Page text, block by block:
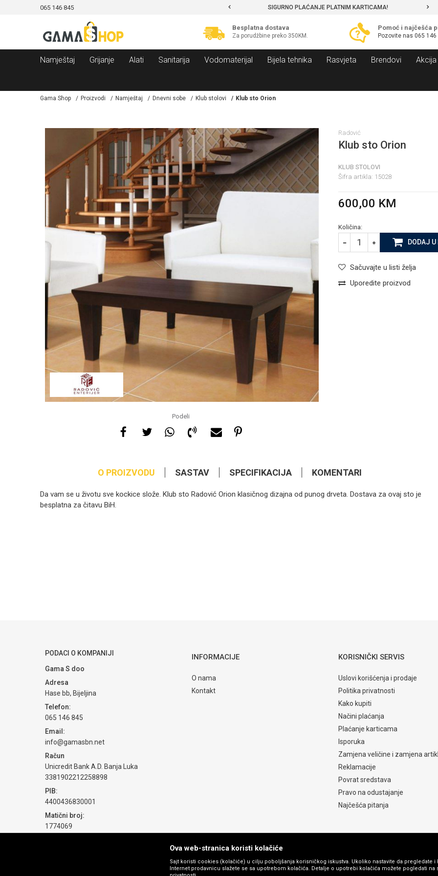
065 146 845 SIGURNO PLAĆANJE PLATNIM KARTICAMA!
Besplatna dostava
Za porudžbine preko 350KM.
Pomoć i najčešća
Pozovite nas 065 146
Namještaj Grijanje Alati Sanitarija Vodomaterijal Bijela tehnika Rasvjeta Brendovi Akcija
Gama Shop Proizvodi Namještaj Dnevni sobe Klub stolovi Klub sto Orion
Podeli
Radović
Klub sto Orion
KLUB STOLOVI
Šifra artikla: 15028
600,00 KM
Količina:
DODAJ U
Sačuvajte u listi želja
Uporedite proizvod
O PROIZVODU SASTAV SPECIFIKACIJA KOMENTARI
Da vam se u životu sve kockice slože. Klub sto Radović Orion klasičnog dizajna od punog drveta. Dostava za ovaj sto je
besplatna za čitavu BiH.
KLUB STOLOVI 1.137,60KM
PODACI O KOMPANIJI
Gama S doo
Adresa
Hase bb, Bijeljina
Telefon:
065 146 845
Email:
info@gamasbn.net
Račun
Unicredit Bank A.D. Banja Luka
3381902212258898
PIB:
4400436830001
Matični broj:
1774069
INFORMACIJE
O nama
Kontakt
KORISNIČKI SERVIS
Uslovi korišćenja i prodaje
Politika privatnosti
Kako kupiti
Načini plaćanja
Plaćanje karticama
Isporuka
Zamjena veličine i zamjena
Reklamacije
Povrat sredstava
Pravo na odustajanje
Najčešća pitanja
Ova web-stranica koristi kolačiće
Sajt koristi cookies (kolačiće) u cilju poboljšanja korisničkog iskustva. Ukoliko nastavite da pregledate i
Internet prodavnicu slažete se sa upotrebom kolačića. Detalje o upotrebi kolačića možete pogledati na